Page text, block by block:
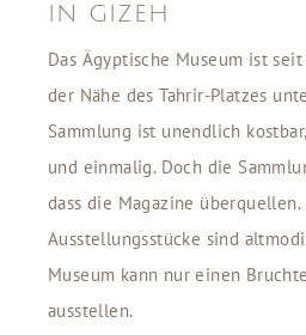
IN GIZEH
Das Ägyptische Museum ist
der Nähe des Tahrir-Platzes
Sammlung ist unendlich
und einmalig. Doch die
dass die Magazine überquellen.
Ausstellungsstücke sind
Museum kann nur einen
ausstellen.